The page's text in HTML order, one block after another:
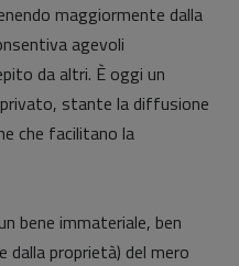
maggiormente dalla
agevoli
da altri. È oggi un
stante la diffusione
che facilitano la
bene immateriale, ben
dalla proprietà) del mero